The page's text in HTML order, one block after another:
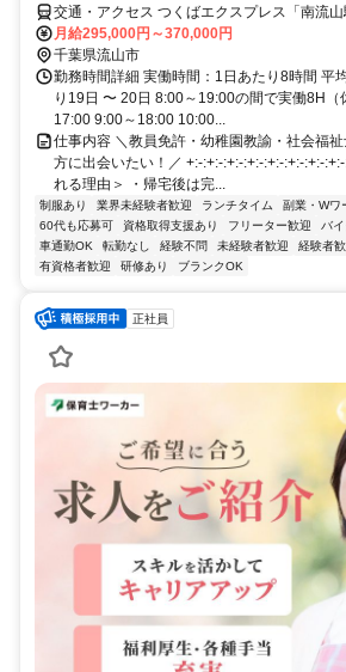
交通・アクセス つくばエクスプレス「南流
月給295,000円～370,000円
千葉県流山市
勤務時間詳細 実働時間：1日あたり8時間 平
り19日 〜 20日 8:00～19:00の間で実働8H（
17:00 9:00～18:00 10:00...
仕事内容 ＼教員免許・幼稚園教諭・社会福
方に出会いたい！／ +:-:+:-:+:-:+:-:+:-:+:-:+:-
れる理由＞ ・帰宅後は完...
制服あり 業界未経験者歓迎 ランチタイム 副業・Wワ
60代も応募可
資格取得支援あり フリーター歓迎 バ
車通勤OK
転勤なし 経験不問 未経験者歓迎 経験者
有資格者歓迎
研修あり ブランクOK
正社員